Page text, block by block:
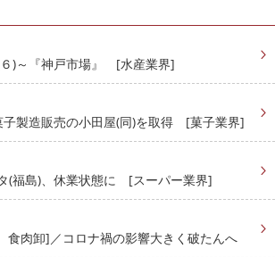
)～『神戸市場』 [水産業界]
子製造販売の小田屋(同)を取得 [菓子業界]
(福島)、休業状態に [スーパー業界]
肉卸]／コロナ禍の影響大きく破たんへ